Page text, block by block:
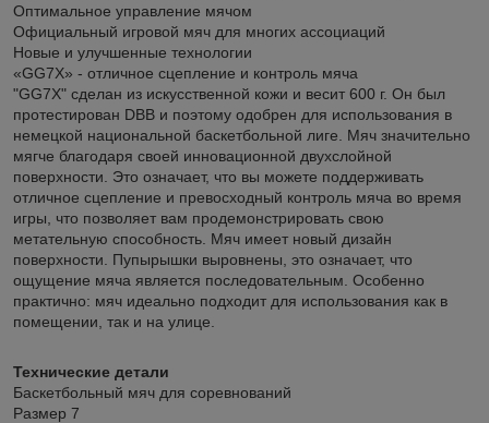
Оптимальное управление мячом
Официальный игровой мяч для многих ассоциаций
Новые и улучшенные технологии
«GG7X» - отличное сцепление и контроль мяча
"GG7X" сделан из искусственной кожи и весит 600 г. Он был
протестирован DBB и поэтому одобрен для использования в
немецкой национальной баскетбольной лиге. Мяч значительно
мягче благодаря своей инновационной двухслойной
поверхности. Это означает, что вы можете поддерживать
отличное сцепление и превосходный контроль мяча во время
игры, что позволяет вам продемонстрировать свою
метательную способность. Мяч имеет новый дизайн
поверхности. Пупырышки выровнены, это означает, что
ощущение мяча является последовательным. Особенно
практично: мяч идеально подходит для использования как в
помещении, так и на улице.
Технические детали
Баскетбольный мяч для соревнований
Размер 7